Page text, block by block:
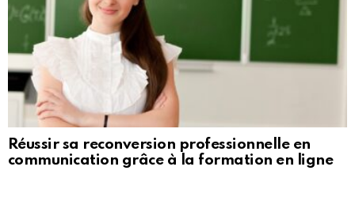
Réussir sa reconversion professionnelle en
communication grâce à la formation en ligne